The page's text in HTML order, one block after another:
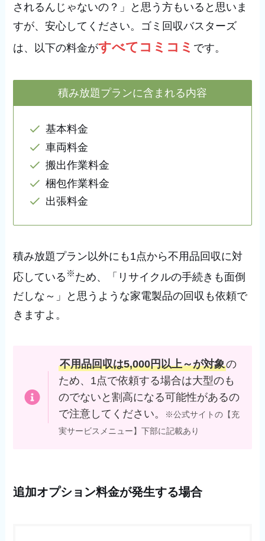
されるんじゃないの？」と思う方もいると思いま
すが、安心してください。ゴミ回収バスターズ
は、以下の料金がすべてコミコミ です。
積み放題プランに含まれる内容
基本料金
車両料金
搬出作業料金
梱包作業料金
出張料金
積み放題プラン以外にも1点から不用品回収に対
応している ※ため、「リサイクルの手続きも面倒
だしな～」と思うような家電製品の回収も依頼で
きますよ。
不用品回収は5,000円以上～が対象の
ため、1点で依頼する場合は大型のも
のでないと割高になる可能性があるの
で注意してください。
※公式サイトの【充
実サービスメニュー】下部に記載あり
追加オプション料金が発生する場合